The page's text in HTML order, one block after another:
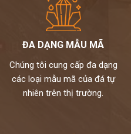
ĐA DẠNG MẪU MÃ
Chúng tôi cung cấp đa dạng
các loại mẫu mã của đá tự
nhiên trên thị trường.